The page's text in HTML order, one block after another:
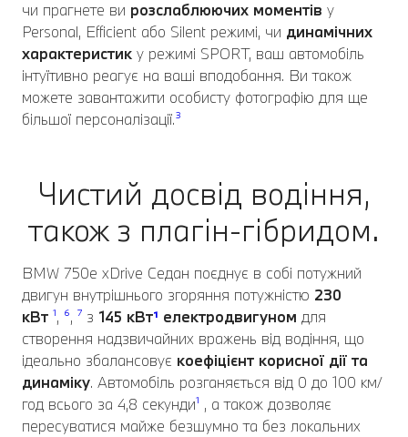
чи прагнете ви розслаблюючих моментів у
Personal, Efficient або Silent режимі, чи динамічних
характеристик у режимі SPORT, ваш автомобіль
інтуїтивно реагує на ваші вподобання. Ви також
можете завантажити особисту фотографію для ще
більшої персоналізації.³
Чистий досвід водіння,
також з плагін-гібридом.
BMW 750e xDrive Седан поєднує в собі потужний
двигун внутрішнього згоряння потужністю 230
кВт ¹, ⁶, ⁷ з 145 кВт¹ електродвигуном для
створення надзвичайних вражень від водіння, що
ідеально збалансовує коефіцієнт корисної дії та
динаміку. Автомобіль розганяється від 0 до 100 км/
год всього за 4,8 секунди¹ , а також дозволяє
пересуватися майже безшумно та без локальних